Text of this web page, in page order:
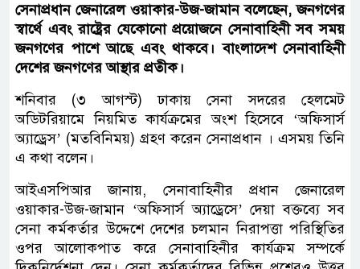
সেনাপ্রধান জেনারেল ওয়াকার-উজ-জামান বলেছেন, জনগণের
স্বার্থে এবং রাষ্ট্রের যেকোনো প্রয়োজনে সেনাবাহিনী সব সময়
জনগণের পাশে আছে এবং থাকবে। বাংলাদেশ সেনাবাহিনী
দেশের জনগণের আস্থার প্রতীক।
শনিবার (৩ আগস্ট) ঢাকায় সেনা সদরের হেলমেট
অডিটরিয়ামে নিয়মিত কার্যক্রমের অংশ হিসেবে ‘অফিসার্স
অ্যাড্রেস’ (মতবিনিময়) গ্রহণ করেন সেনাপ্রধান । এসময় তিনি
এ কথা বলেন।
আইএসপিআর জানায়, সেনাবাহিনীর প্রধান জেনারেল
ওয়াকার-উজ-জামান ‘অফিসার্স অ্যাড্রেসে’ দেয়া বক্তব্যে সব
সেনা কর্মকর্তার উদ্দেশে দেশের চলমান নিরাপত্তা পরিস্থিতির
ওপর আলোকপাত করে সেনাবাহিনীর কার্যক্রম সম্পর্কে